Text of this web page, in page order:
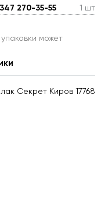
270-35-55 1 шт
может
Секрет Киров 17768